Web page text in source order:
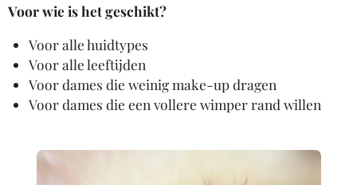
Voor wie is het geschikt?
Voor alle huidtypes
Voor alle leeftijden
Voor dames die weinig make-up dragen
Voor dames die een vollere wimper rand willen